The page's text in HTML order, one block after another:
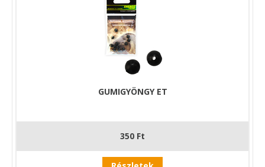
GUMIGYÖNGY ET
350 Ft